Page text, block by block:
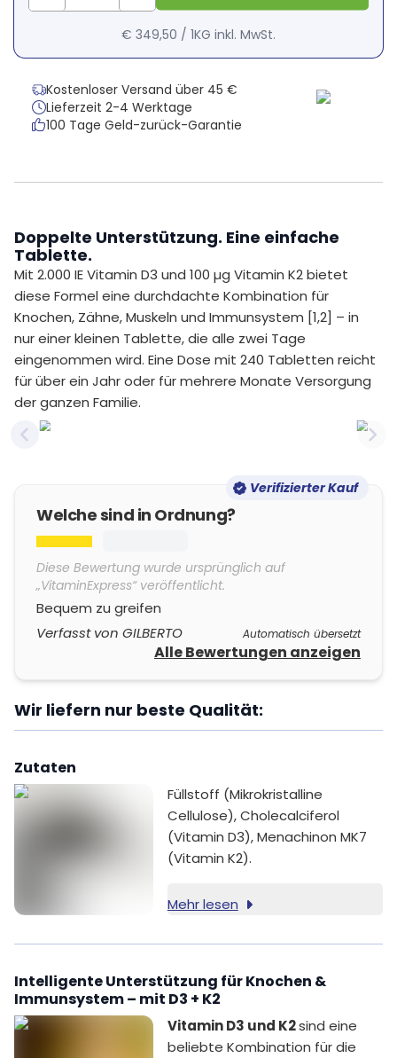
€ 349,50 / 1KG inkl. MwSt.
Kostenloser Versand über 45 €
Lieferzeit 2-4 Werktage
100 Tage Geld-zurück-Garantie
Doppelte Unterstützung. Eine einfache
Tablette.
Mit 2.000 IE Vitamin D3 und 100 µg Vitamin K2 bietet
diese Formel eine durchdachte Kombination für
Knochen, Zähne, Muskeln und Immunsystem [1,2] – in
nur einer kleinen Tablette, die alle zwei Tage
eingenommen wird. Eine Dose mit 240 Tabletten reicht
für über ein Jahr oder für mehrere Monate Versorgung
der ganzen Familie.
Previous slide
Verifizierter Kauf
Welche sind in Ordnung?
Diese Bewertung wurde ursprünglich auf
„VitaminExpress“ veröffentlicht.
Bequem zu greifen
Verfasst von GILBERTO
Automatisch übersetzt
Alle Bewertungen anzeigen
Wir liefern nur beste Qualität:
Zutaten
Füllstoff (Mikrokristalline
Cellulose), Cholecalciferol
(Vitamin D3), Menachinon MK7
(Vitamin K2).
Mehr lesen
Intelligente Unterstützung für Knochen &
Immunsystem – mit D3 + K2
Vitamin D3 und K2sind eine
beliebte Kombination für die